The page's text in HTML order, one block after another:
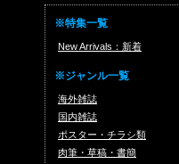
※特集一覧
New Arrivals：新着
※ジャンル一覧
海外雑誌
国内雑誌
ポスター・チラシ類
肉筆・草稿・書簡